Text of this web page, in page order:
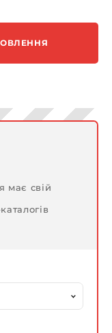
має свій